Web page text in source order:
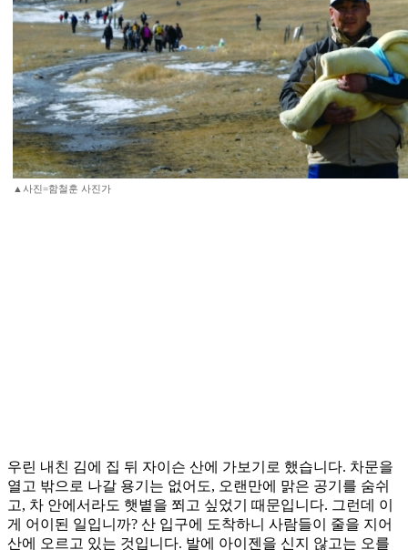
▲사진=함철훈 사진가
우린 내친 김에 집 뒤 자이슨 산에 가보기로 했습니다. 차문을
열고 밖으로 나갈 용기는 없어도, 오랜만에 맑은 공기를 숨쉬
고, 차 안에서라도 햇볕을 쬐고 싶었기 때문입니다. 그런데 이
게 어이된 일입니까? 산 입구에 도착하니 사람들이 줄을 지어
산에 오르고 있는 것입니다. 발에 아이젠을 신지 않고는 오를